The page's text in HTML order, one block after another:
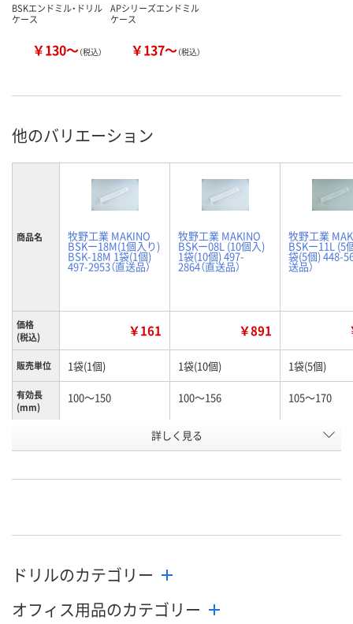
BSKエンドミル・ドリル
ケース
￥130～（税込）
APシリーズエンドミル
ケース
￥137～（税込）
他のバリエーション
商品名 牧野工業 MAKINO
BSKー18M(1個入り)
BSK-18M 1袋(1個)
497-2953（直送品）
牧野工業 MAKINO
BSKー08L (10個入)
1袋(10個) 497-
2864（直送品）
牧野工業
BSKー11L (5
袋(5個) 448-
送品）
価格
(税込)
￥161 ￥891
販売単位 1袋(1個) 1袋(10個) 1袋(5個)
有効長
(mm)
100～150 100～156 105～170
N261156 K960603
カゴへ
詳しく見る
ドリルのカテゴリー
オフィス用品のカテゴリー